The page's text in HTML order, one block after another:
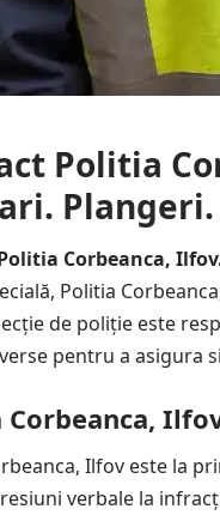
Politia
Corbeanca,
Politia
de poliție este
pentru a asigura
Corbeanca,
Ilfov este la
verbale la